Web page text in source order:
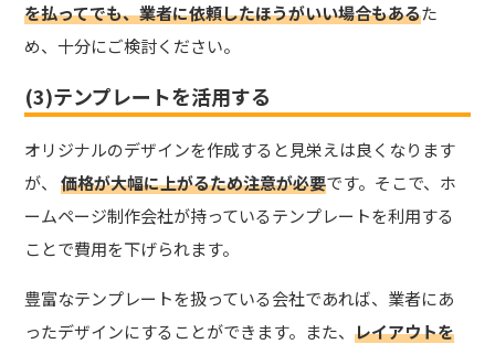
を払ってでも、業者に依頼したほうがいい場合もあるた
め、十分にご検討ください。
(3)テンプレートを活用する
オリジナルのデザインを作成すると見栄えは良くなります
が、
価格が大幅に上がるため注意が必要です。そこで、ホ
ームページ制作会社が持っているテンプレートを利用する
ことで費用を下げられます。
豊富なテンプレートを扱っている会社であれば、業者にあ
ったデザインにすることができます。また、レイアウトを